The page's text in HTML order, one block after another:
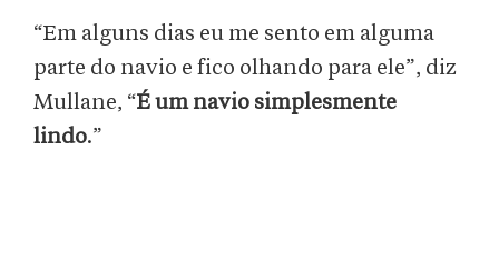
“Em alguns dias eu me sento em alguma
parte do navio e fico olhando para ele”, diz
Mullane, “É um navio simplesmente
lindo.”